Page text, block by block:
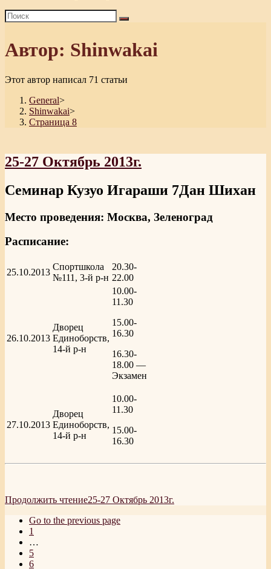
Автор: Shinwakai
Этот автор написал 71 статьи
General>
Shinwakai>
Страница 8
25-27 Октябрь 2013г.
Семинар Кузуо Игараши 7Дан Шихан
Место проведения: Москва, Зеленоград
Расписание:
25.10.2013
Спортшкола
№111, 3-й р-н
20.30-
22.00
26.10.2013
Дворец
Единоборств,
14-й р-н
10.00-
11.30
15.00-
16.30
16.30-
18.00 —
Экзамен
27.10.2013
Дворец
Единоборств,
14-й р-н
10.00-
11.30
15.00-
16.30
Продолжить чтение25-27 Октябрь 2013г.
Go to the previous page
1
…
5
6